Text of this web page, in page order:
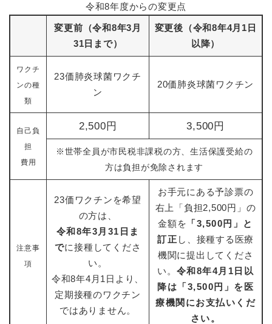
令和8年度からの変更点
変更前（令和8年3月
31日まで）
変更後（令和8年4月1日
以降）
ワクチ
ンの種
類
23価肺炎球菌ワクチ
ン
20価肺炎球菌ワクチン
自己負
担
費用
2,500円 3,500円
※世帯全員が市民税非課税の方、生活保護受給の
方は負担が免除されます
注意事
項
23価ワクチンを希望
の方は、
令和8年3月31日ま
でに接種してくださ
い。
令和8年4月1日より、
定期接種のワクチン
ではありません。
お手元にある予診票の
右上「負担2,500円」の
金額を 「3,500円」と
訂正 し、接種する医療
機関に提出してくださ
い。 令和8年4月1日以
降は「3,500円」を医
療機関にお支払いくだ
さい。